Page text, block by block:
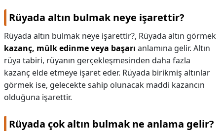
Rüyada altın bulmak neye işarettir?
Rüyada altın bulmak neye işarettir?, Rüyada altın görmek
kazanç, mülk edinme veya başarı anlamına gelir. Altın
rüya tabiri, rüyanın gerçekleşmesinden daha fazla
kazanç elde etmeye işaret eder. Rüyada birikmiş altınlar
görmek ise, gelecekte sahip olunacak maddi kazancın
olduğuna işarettir.
Rüyada çok altın bulmak ne anlama gelir?